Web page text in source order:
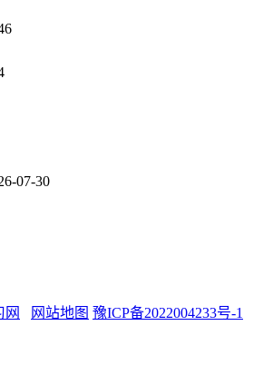
07-30
网 网站地图 豫ICP备2022004233号-1